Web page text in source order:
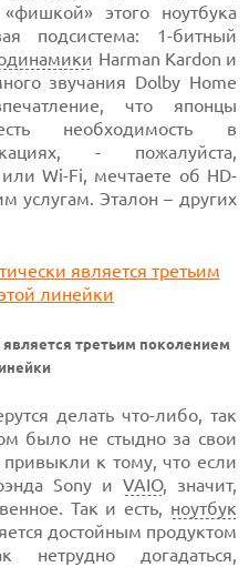
«фишкой» этого ноутбука
подсистема: 1-битный
Harman Kardon и
звучания Dolby Home
что японцы
необходимость в
- пожалуйста,
Wi-Fi, мечтаете об HD-
услугам. Эталон – других
третьим поколением
делать что-либо, так
было не стыдно за свои
к тому, что если
Sony и VAIO, значит,
Так и есть, ноутбук
достойным продуктом
догадаться,